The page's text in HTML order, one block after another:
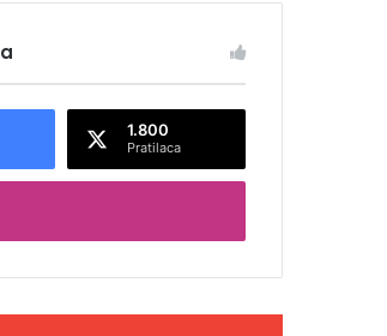
1.800
Pratilaca